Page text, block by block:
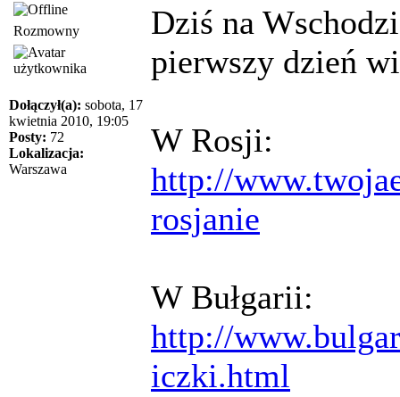
Rozmowny
Dołączył(a): sobota, 17
kwietnia 2010, 19:05
Posty: 72
Lokalizacja:
Warszawa
Dziś na
pierwszy dzień
W Rosji:
http://
rosjanie
W Bułgarii:
http://
iczki.html